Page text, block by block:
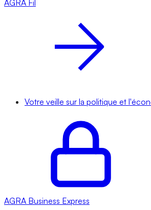
AGRA Fil
Votre veille sur la politique et
AGRA Business Express